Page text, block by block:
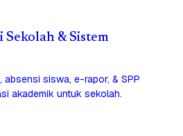
Sekolah & Sistem
absensi siswa, e-rapor, & SPP
akademik untuk sekolah.